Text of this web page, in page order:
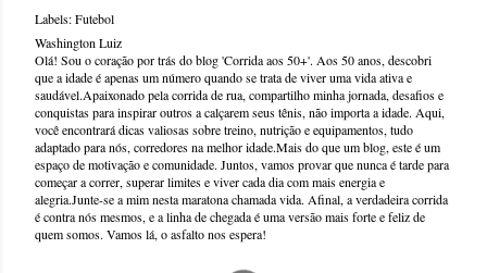
Labels:Futebol
Washington Luiz
Olá! Sou o coração por trás do blog 'Corrida aos 50+'. Aos 50 anos, descobri
que a idade é apenas um número quando se trata de viver uma vida ativa e
saudável.Apaixonado pela corrida de rua, compartilho minha jornada, desafios e
conquistas para inspirar outros a calçarem seus tênis, não importa a idade. Aqui,
você encontrará dicas valiosas sobre treino, nutrição e equipamentos, tudo
adaptado para nós, corredores na melhor idade.Mais do que um blog, este é um
espaço de motivação e comunidade. Juntos, vamos provar que nunca é tarde para
começar a correr, superar limites e viver cada dia com mais energia e
alegria.Junte-se a mim nesta maratona chamada vida. Afinal, a verdadeira corrida
é contra nós mesmos, e a linha de chegada é uma versão mais forte e feliz de
quem somos. Vamos lá, o asfalto nos espera!